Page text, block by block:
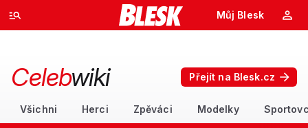
Můj Blesk
Celebwiki Přejít na Blesk.cz
Všichni Herci Zpěváci Modelky